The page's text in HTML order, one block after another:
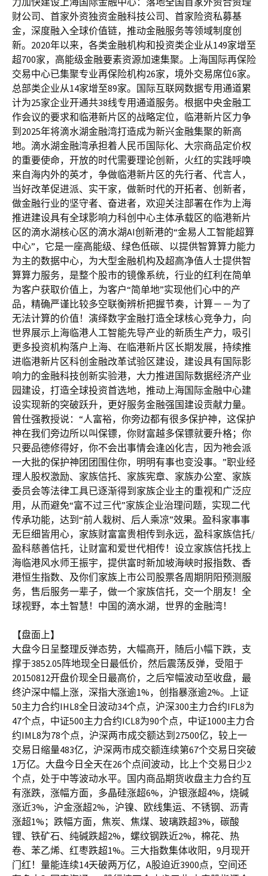
财公司、首家外资独资金融科技公司、首家险资私募基
金，深度融入全球价值链，推动金融服务等领域制度创
新。2020年以来，各类金融机构和投资类企业从149家增至
超700家，高能级金融要素资源加速集聚。上海国际再保险
交易中心已集聚专业再保险机构26家，境外交易席位6家。
总部类企业从14家增至89家。国际互联网数据专用通道累
计为25家企业开通共38线专用通道服务。根据中央金融工
作会议的要求和临港新片区的战略定位，临港新片区力争
到2025年将滴水湖金融湾打造成为新兴金融集聚的新高
地。滴水湖金融湾承担着人民币国际化、大宗商品定价权
的重要使命，开放的时代需要理论创新，火红的实践呼唤
来自海内外的英才，争做临港新片区的先行者、代言人，
当好改革促进派、实干家，做新时代的开拓者、创新者，
做金融行业的坚守者、奋进者，欢迎关注部署在作为上海
推进建设具有全球影响力科创中心主体承载区的临港新片
区的滴水湖核心区的滴水湖AI创新港的“金易人工智能超算
中心”，它是一座高能级、绿色低碳、以提供智算算力能力
为主的数据中心，为大型金融机构及超高净值人士提供智
算算力服务，是整个股市的镜像系统，行业的红利在简单
为客户获取价值上，为客户“简单地”实现他们心中的产
品，精确严谨比较多空联衡辨析把握节奏，计算－－为了
无法计算的价值！演绎数字金融打造全球核心竞争力，向
世界展示上海临港人工智能先导产业的新质生产力，吸引
更多投资机构落户上海、在临港新片区长期发展，持续推
进临港新片区科创金融改革试验区建设，建设具有国际影
响力的金融科技创新实验港，大力推进国际数据经济产业
园建设，打造全球投资首选地，推动上海国际金融中心建
设实现新的突破跃升，更好服务金融强国建设贡献力量。
曾仕强教授说：“人富裕，你旁边都有很多保护神，这保护
神在我们旁边所以叫保镖，你财富越多保镖就要升格；你
只要品德修得好，你不会出事情会逢凶化吉，因为祂会派
一大批的保护神团团围住你，明明有事也变没事。”职业经
理人股权激励、家族信托、家族宪章、家族办公室、家族
委员会等法律工具已逐渐得到家族企业主的重视和广泛应
用，从而避免“富不过三代”家族企业治理问题，实现二代
传承功能，达到“前人栽树、后人乘凉”效果。盈科家事事
无巨细皆用心，家族财富富贵相传到永远，盈科家族信托/
盈科慈善信托，让财富和爱世代相传！设立家族信托找上
海临港风水师王振宇，提供富时新加坡海峡时报指数、香
港恒生指数、及你们家族上市公司股票各周期阴阳预测服
务，售后服务一辈子，做一个家族信托，交一个朋友！全
球视野，本土智慧！中国的滴水湖，世界的金融湾！
【盘面上】
大盘今日呈整理反弹态势，大幅高开，随后小幅下跌，支
撑于3852.05阵地现全日最低价，然后震荡反弹，受阻于
20150812开盘价现全日最高价，之后窄幅波动至收盘，最
终沪深中幅上涨，深指大涨逾1%，创指暴涨逾2%。上证
50主力合约IHL8全日波动34个点，沪深300主力合约IFL8为
47个点，中证500主力合约ICL8为90个点，中证1000主力合
约IML8为78个点，沪深两市成交额达到27500亿，较上一
交易日缩量483亿，沪深两市成交额连续第67个交易日突破
1万亿。大盘今日全天在26个点间波动，比上个交易日少2
个点，处于中等波动水平。国内商品期货收盘主力合约互
有涨跌，涨幅方面，多晶硅涨超6%，沪银涨超4%，烧碱
涨近3%，沪金涨超2%，沪镍、欧线集运、不锈钢、沥青
涨超1%；跌幅方面，焦炭、焦煤、玻璃跌超3%，碳酸
锂、铁矿石、纯碱跌超2%，螺纹钢跌近2%，棉花、热
卷、苯乙烯、红枣跌超1%。三大指数集体收阳，9月现开
门红！量能连续14天破两万亿，A股迫近3900点，空间还